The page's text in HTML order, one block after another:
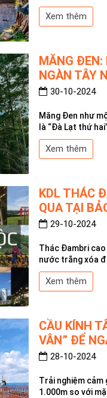
Xem thêm
MĂNG ĐEN:
NGÀN TÂY
30-10-2024
Măng Đen như
là “Đà Lạt thứ
Xem thêm
KDL THÁC
QUA TẠI
29-10-2024
Thác Đambri
nước trắng xóa
Xem thêm
CẦU KÍNH
VÂN” ĐỂ
28-10-2024
Trải nghiệm cảm
1.000m so với